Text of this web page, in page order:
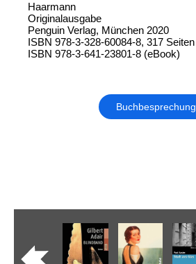
Haarmann
Originalausgabe
Penguin Verlag, München 2020
ISBN 978-3-328-60084-8, 317 Seiten
ISBN 978-3-641-23801-8 (eBook)
Buchbesprechung